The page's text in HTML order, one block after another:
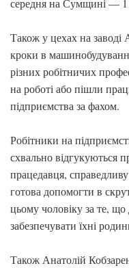
середня на Сумщині —
Також у цехах на заводі
кроки в
різних робітничих
на роботі або пішли
підприємства за фахом.
Робітники на
схвально відгукуються
працедавця,
готова допомогти в
цьому чоловіку за те,
забезпечувати їхні
Також Анатолій